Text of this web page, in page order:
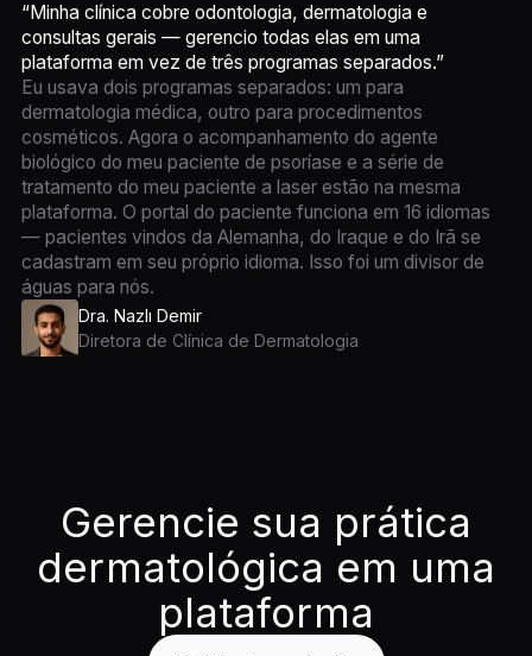
“Minha clínica cobre odontologia, dermatologia e
consultas gerais — gerencio todas elas em uma
plataforma em vez de três programas separados.”
Eu usava dois programas separados: um para
dermatologia médica, outro para procedimentos
cosméticos. Agora o acompanhamento do agente
biológico do meu paciente de psoríase e a série de
tratamento do meu paciente a laser estão na mesma
plataforma. O portal do paciente funciona em 16 idiomas
— pacientes vindos da Alemanha, do Iraque e do Irã se
cadastram em seu próprio idioma. Isso foi um divisor de
águas para nós.
Dra. Nazlı Demir
Diretora de Clínica de Dermatologia
Gerencie sua prática
dermatológica em uma
plataforma